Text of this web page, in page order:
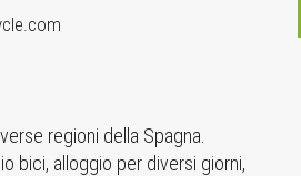
regioni della Spagna.
bici, alloggio per diversi giorni,